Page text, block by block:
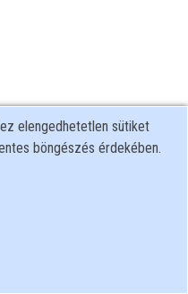
elengedhetetlen sütiket
böngészés érdekében.